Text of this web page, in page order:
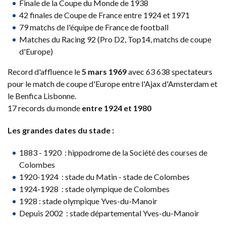
Finale de la Coupe du Monde de 1938
42 finales de Coupe de France entre 1924 et 1971
79 matchs de l'équipe de France de football
Matches du Racing 92 (Pro D2, Top14, matchs de coupe
d'Europe)
Record d'affluence le 5 mars 1969avec 63 638 spectateurs
pour le match de coupe d'Europe entre l'Ajax d'Amsterdam et
le Benfica Lisbonne.
17 records du monde entre 1924 et 1980
Les grandes dates du stade :
1883 - 1920 : hippodrome de la Société des courses de
Colombes
1920-1924 : stade du Matin - stade de Colombes
1924-1928 : stade olympique de Colombes
1928 : stade olympique Yves-du-Manoir
Depuis 2002 : stade départemental Yves-du-Manoir